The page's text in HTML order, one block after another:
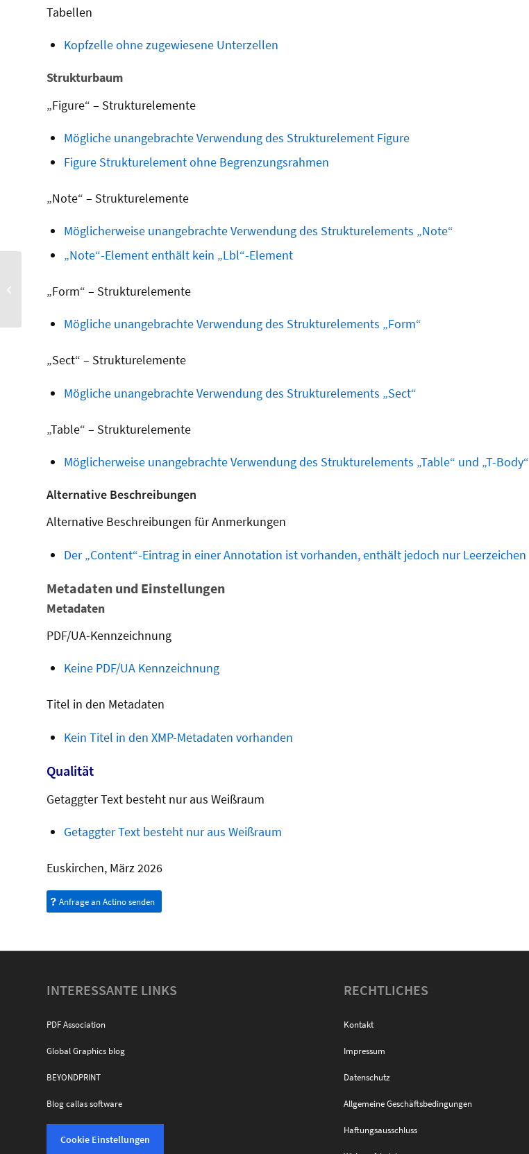
Tabellen
Kopfzelle ohne zugewiesene Unterzellen
Strukturbaum
„Figure“ – Strukturelemente
Mögliche unangebrachteVerwendung des Strukturelement Figure
Figure Strukturelement ohne Begrenzungsrahmen
„Note“ – Strukturelemente
Möglicherweise unangebrachte Verwendung des Strukturelements „Note“
„Note“-Element enthält kein „Lbl“-Element
„Form“ – Strukturelemente
Mögliche unangebrachte Verwendung des Strukturelements „Form“
„Sect“ – Strukturelemente
Mögliche unangebrachte Verwendung des Strukturelements „Sect“
„Table“ – Strukturelemente
Möglicherweise unangebrachte Verwendung des Strukturelements „Table“ und „T-Body“
Alternative Beschreibungen
Alternative Beschreibungen für Anmerkungen
Der „Content“-Eintrag in einer Annotation ist vorhanden, enthält jedoch nur Leerzeichen
Metadaten und Einstellungen
Metadaten
PDF/UA-Kennzeichnung
Keine PDF/UA Kennzeichnung
Titel in den Metadaten
Kein Titel in den XMP-Metadaten vorhanden
Qualität
Getaggter Text besteht nur aus Weißraum
Getaggter Text besteht nur aus Weißraum
Euskirchen, März 2026
Anfrage an Actino senden
INTERESSANTE LINKS
PDF Association
Global Graphics blog
BEYONDPRINT
Blog callas software
Cookie Einstellungen
RECHTLICHES
Kontakt
Impressum
Datenschutz
Allgemeine Geschäftsbedingungen
Haftungsausschluss
und Validierung für die